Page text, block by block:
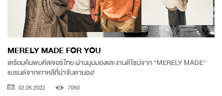
MERELY MADE FOR YOU
เตรียมค้นพบคัลเจอร์ไทย ผ่านมุมมองและงานดีไซน์จาก "MERELY MADE"
แบรนด์จากเกาหลีที่น่าจับตามอง!
02.05.2022 7050